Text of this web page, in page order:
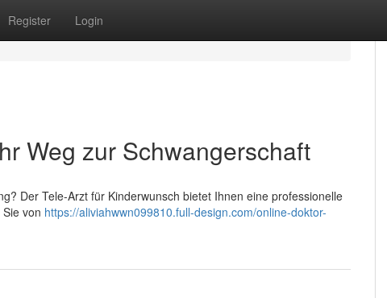
Register Login
Weg zur Schwangerschaft
Der Tele-Arzt für Kinderwunsch bietet Ihnen eine professionelle
von https://aliviahwwn099810.full-design.com/online-doktor-